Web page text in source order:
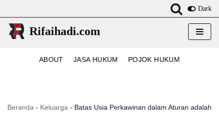
Lompat
ke
Dark
Rifaihadi.com
ABOUT JASA HUKUM POJOK HUKUM
Beranda - Keluarga - Batas Usia Perkawinan dalam Aturan adalah